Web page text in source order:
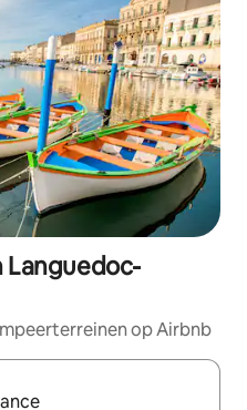
Languedoc-
op Airbnb
zijn, maak je een keuze